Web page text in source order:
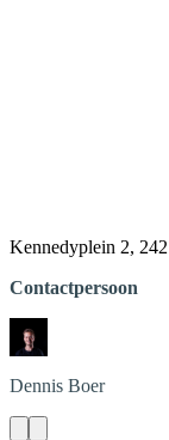
Kennedyplein 2,
Contactpersoon
Dennis Boer